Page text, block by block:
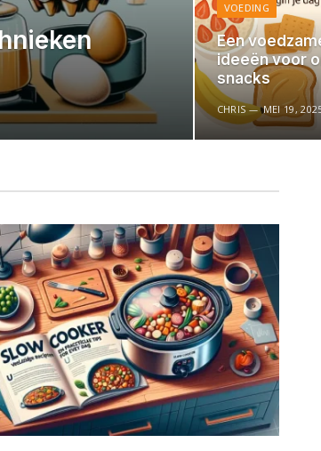
VOEDING
Een
ideeën voor
snacks
CHRIS MEI 19,